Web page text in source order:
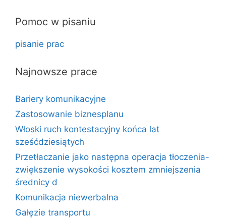
Pomoc w pisaniu
pisanie prac
Najnowsze prace
Bariery komunikacyjne
Zastosowanie biznesplanu
Włoski ruch kontestacyjny końca lat
sześćdziesiątych
Przetłaczanie jako następna operacja tłoczenia-
zwiększenie wysokości kosztem zmniejszenia
średnicy d
Komunikacja niewerbalna
Gałęzie transportu